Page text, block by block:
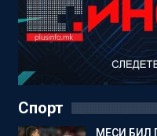
Спорт
МЕСИ БИЛ